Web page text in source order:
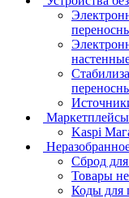
Маркетплейсы
Kaspi
Сброд
Товары
Коды для